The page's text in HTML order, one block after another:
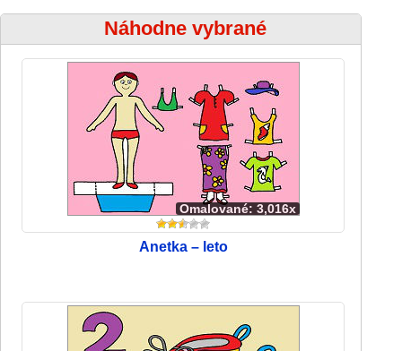
Náhodne vybrané
Omalované: 3,016x
Anetka – leto